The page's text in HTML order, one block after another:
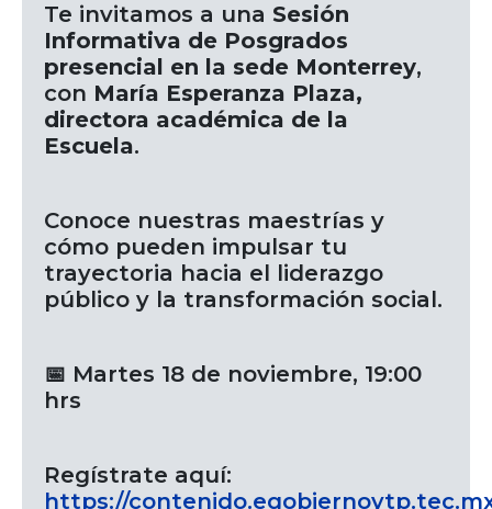
Te invitamos a una Sesión
Informativa de Posgrados
presencial en la sede Monterrey,
con María Esperanza Plaza,
directora académica de la
Escuela.
Conoce nuestras maestrías y
cómo pueden impulsar tu
trayectoria hacia el liderazgo
público y la transformación social.
📅 Martes 18 de noviembre, 19:00
hrs
Regístrate aquí:
https://